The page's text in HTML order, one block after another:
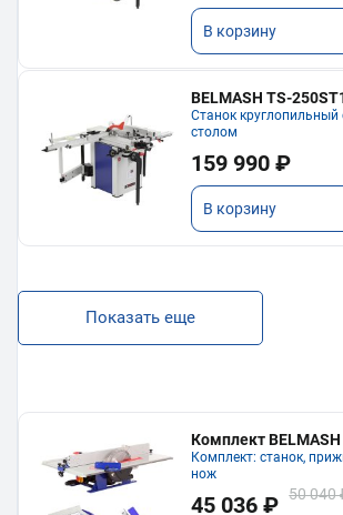
В корзину
BELMASH TS-
Станок
столом
159 990 ₽
В корзину
Показать еще
Комплект
Комплект: станок,
нож
45 036 ₽ 50 040